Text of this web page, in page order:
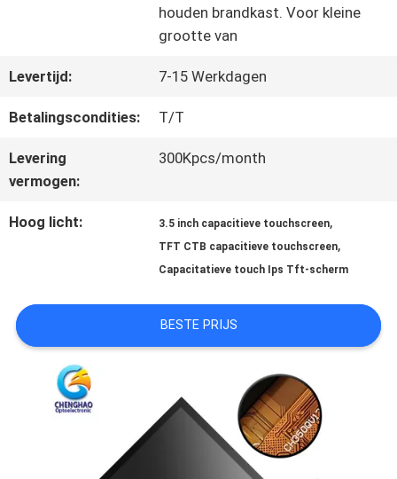
VRAAG
EEN
OFFERTE
PRIVACY
POLICY
houden brandkast. Voor kleine
grootte van
Levertijd: 7-15 Werkdagen
Betalingscondities: T/T
Levering
vermogen:
300Kpcs/month
Hoog licht: 3.5 inch capacitieve touchscreen,
TFT CTB capacitieve touchscreen,
Capacitatieve touch Ips Tft-scherm
BESTE PRIJS